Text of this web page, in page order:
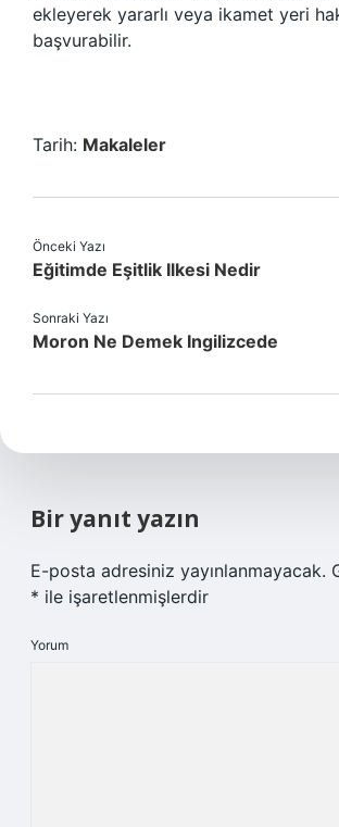
ekleyerek yararlı veya ikamet yeri
başvurabilir.
Tarih: Makaleler
Önceki Yazı
Eğitimde Eşitlik Ilkesi Nedir
Sonraki Yazı
Moron Ne Demek Ingilizcede
Bir yanıt yazın
E-posta adresiniz yayınlanmayacak.
* ile işaretlenmişlerdir
Yorum